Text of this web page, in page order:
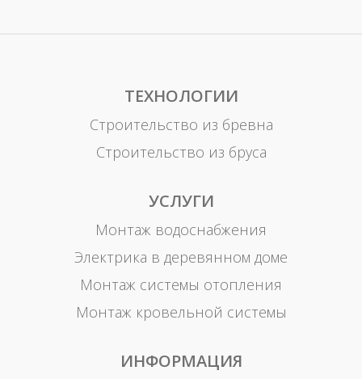
ТЕХНОЛОГИИ
Строительство из бревна
Строительство из бруса
УСЛУГИ
Монтаж водоснабжения
Электрика в деревянном доме
Монтаж системы отопления
Монтаж кровельной системы
ИНФОРМАЦИЯ